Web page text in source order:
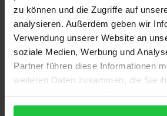
zu können und die Zugriffe auf
analysieren. Außerdem geben wir
Verwendung unserer Website an
soziale Medien, Werbung und
Partner führen diese Informationen
weiteren Daten zusammen, die Sie
gesammelt haben.
Edition
1
ISBN
978-3-7930-9210-0
Jan 1, 1999